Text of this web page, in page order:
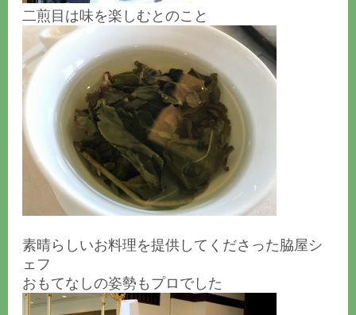
二煎目は味を楽しむとのこと
素晴らしいお料理を提供してくださった脇屋シ
ェフ
おもてなしの姿勢もプロでした